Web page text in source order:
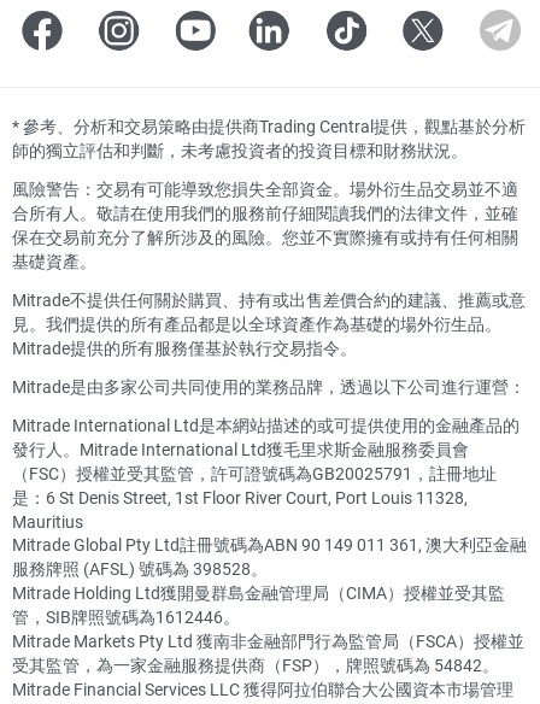
*參考、分析和交易策略由提供商Trading Central提供，觀點基於分析
師的獨立評估和判斷，未考慮投資者的投資目標和財務狀況。
風險警告：交易有可能導致您損失全部資金。場外衍生品交易並不適
合所有人。敬請在使用我們的服務前仔細閱讀我們的法律文件，並確
保在交易前充分了解所涉及的風險。您並不實際擁有或持有任何相關
基礎資產。
Mitrade不提供任何關於購買、持有或出售差價合約的建議、推薦或意
見。我們提供的所有產品都是以全球資產作為基礎的場外衍生品。
Mitrade提供的所有服務僅基於執行交易指令。
Mitrade是由多家公司共同使用的業務品牌，透過以下公司進行運營：
Mitrade International Ltd是本網站描述的或可提供使用的金融產品的
發行人。Mitrade International Ltd獲毛里求斯金融服務委員會
（FSC）授權並受其監管，許可證號碼為GB20025791，註冊地址
是：6 St Denis Street, 1st Floor River Court, Port Louis 11328,
Mauritius
Mitrade Global Pty Ltd註冊號碼為ABN 90 149 011 361, 澳大利亞金融
服務牌照 (AFSL) 號碼為 398528。
Mitrade Holding Ltd獲開曼群島金融管理局（CIMA）授權並受其監
管，SIB牌照號碼為1612446。
Mitrade Markets Pty Ltd 獲南非金融部門行為監管局（FSCA）授權並
受其監管，為一家金融服務提供商（FSP），牌照號碼為 54842。
Mitrade Financial Services LLC 獲得阿拉伯聯合大公國資本市場管理